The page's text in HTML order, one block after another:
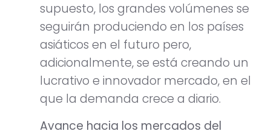
supuesto, los grandes volúmenes se
seguirán produciendo en los países
asiáticos en el futuro pero,
adicionalmente, se está creando un
lucrativo e innovador mercado, en el
que la demanda crece a diario.
Avance hacia los mercados del